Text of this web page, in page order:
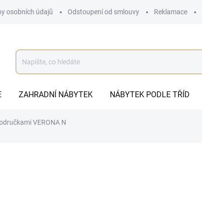
osobních údajů Odstoupení od smlouvy Reklamace
ZAHRADNÍ NÁBYTEK NÁBYTEK PODLE TŘÍD
VERONA N